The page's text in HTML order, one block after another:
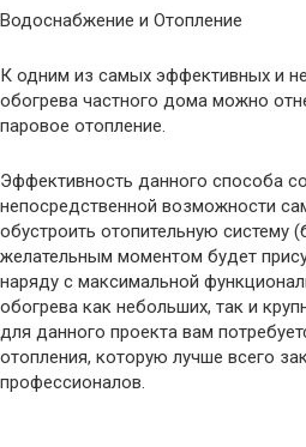
Водоснабжение и Отопление
К одним из самых эффективных и
обогрева частного дома можно
паровое отопление.
Эффективность данного способа
непосредственной возможности
обустроить отопительную систему
желательным моментом будет
наряду с максимальной
обогрева как небольших, так и
для данного проекта вам
отопления, которую лучше всего
профессионалов.